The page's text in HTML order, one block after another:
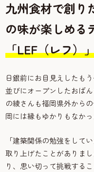
九州食材で創り
の味が楽しめる
「LEF（レフ）
日銀前にお目見えしたも
並びにオープンしたおば
の綾さんも福岡県外から
岡には縁もゆかりもなかっ
「建築関係の勉強をして
取り上げたことがありま
り、思い切って挑戦するこ